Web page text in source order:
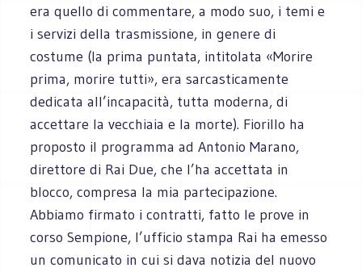
era quello di commentare, a modo suo, i temi e
i servizi della trasmissione, in genere di
costume (la prima puntata, intitolata «Morire
prima, morire tutti», era sarcasticamente
dedicata all’incapacità, tutta moderna, di
accettare la vecchiaia e la morte). Fiorillo ha
proposto il programma ad Antonio Marano,
direttore di Rai Due, che l’ha accettata in
blocco, compresa la mia partecipazione.
Abbiamo firmato i contratti, fatto le prove in
corso Sempione, l’ufficio stampa Rai ha emesso
un comunicato in cui si dava notizia del nuovo